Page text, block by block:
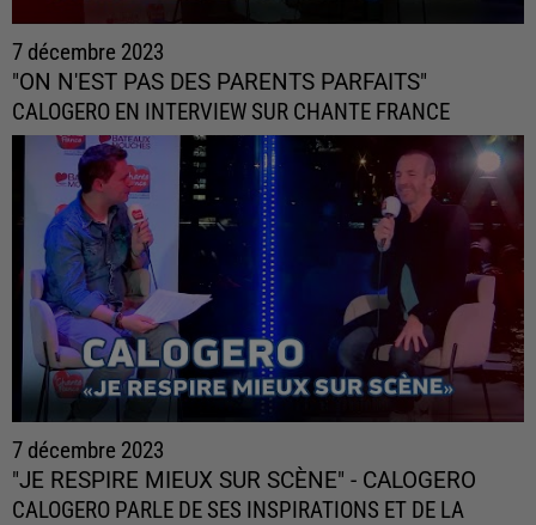
7 décembre 2023
"ON N'EST PAS DES PARENTS PARFAITS"
CALOGERO EN INTERVIEW SUR CHANTE FRANCE
7 décembre 2023
"JE RESPIRE MIEUX SUR SCÈNE" - CALOGERO
CALOGERO PARLE DE SES INSPIRATIONS ET DE LA